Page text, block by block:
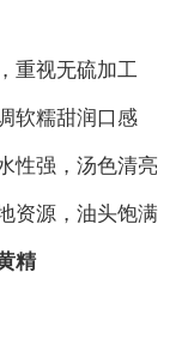
重视无硫加工
软糯甜润口感
性强，汤色清亮
资源，油头饱满
精